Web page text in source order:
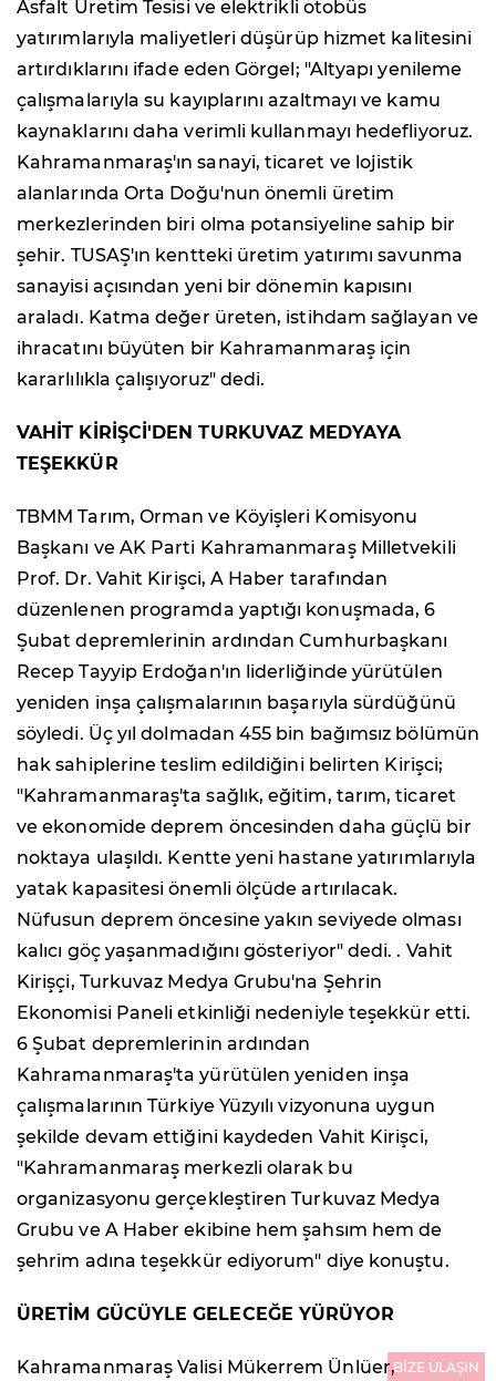
Asfalt Üretim Tesisi ve elektrikli otobüs
yatırımlarıyla maliyetleri düşürüp hizmet kalitesini
artırdıklarını ifade eden Görgel; "Altyapı yenileme
çalışmalarıyla su kayıplarını azaltmayı ve kamu
kaynaklarını daha verimli kullanmayı hedefliyoruz.
Kahramanmaraş'ın sanayi, ticaret ve lojistik
alanlarında Orta Doğu'nun önemli üretim
merkezlerinden biri olma potansiyeline sahip bir
şehir. TUSAŞ'ın kentteki üretim yatırımı savunma
sanayisi açısından yeni bir dönemin kapısını
araladı. Katma değer üreten, istihdam sağlayan ve
ihracatını büyüten bir Kahramanmaraş için
kararlılıkla çalışıyoruz" dedi.
VAHİT KİRİŞCİ'DEN TURKUVAZ MEDYAYA
TEŞEKKÜR
TBMM Tarım, Orman ve Köyişleri Komisyonu
Başkanı ve AK Parti Kahramanmaraş Milletvekili
Prof. Dr. Vahit Kirişci, A Haber tarafından
düzenlenen programda yaptığı konuşmada, 6
Şubat depremlerinin ardından Cumhurbaşkanı
Recep Tayyip Erdoğan'ın liderliğinde yürütülen
yeniden inşa çalışmalarının başarıyla sürdüğünü
söyledi. Üç yıl dolmadan 455 bin bağımsız bölümün
hak sahiplerine teslim edildiğini belirten Kirişci;
"Kahramanmaraş'ta sağlık, eğitim, tarım, ticaret
ve ekonomide deprem öncesinden daha güçlü bir
noktaya ulaşıldı. Kentte yeni hastane yatırımlarıyla
yatak kapasitesi önemli ölçüde artırılacak.
Nüfusun deprem öncesine yakın seviyede olması
kalıcı göç yaşanmadığını gösteriyor" dedi. . Vahit
Kirişçi, Turkuvaz Medya Grubu'na Şehrin
Ekonomisi Paneli etkinliği nedeniyle teşekkür etti.
6 Şubat depremlerinin ardından
Kahramanmaraş'ta yürütülen yeniden inşa
çalışmalarının Türkiye Yüzyılı vizyonuna uygun
şekilde devam ettiğini kaydeden Vahit Kirişci,
"Kahramanmaraş merkezli olarak bu
organizasyonu gerçekleştiren Turkuvaz Medya
Grubu ve A Haber ekibine hem şahsım hem de
şehrim adına teşekkür ediyorum" diye konuştu.
ÜRETİM GÜCÜYLE GELECEĞE YÜRÜYOR
Kahramanmaraş Valisi Mükerrem Ünlüer,BİZE ULAŞIN